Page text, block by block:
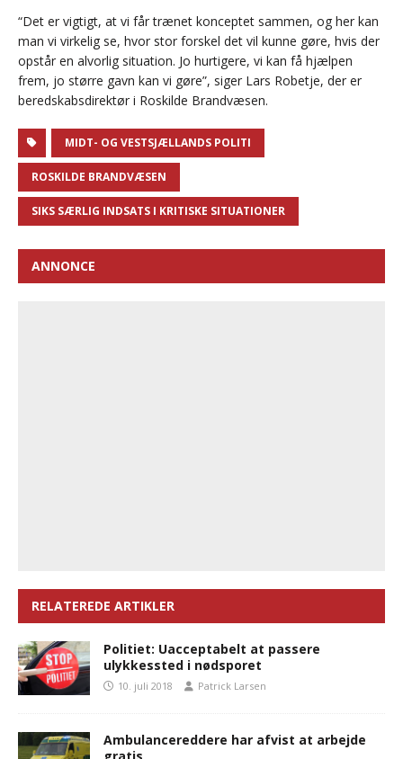
“Det er vigtigt, at vi får trænet konceptet sammen, og her kan
man vi virkelig se, hvor stor forskel det vil kunne gøre, hvis der
opstår en alvorlig situation. Jo hurtigere, vi kan få hjælpen
frem, jo større gavn kan vi gøre”, siger Lars Robetje, der er
beredskabsdirektør i Roskilde Brandvæsen.
MIDT- OG VESTSJÆLLANDS POLITI
ROSKILDE BRANDVÆSEN
SIKS SÆRLIG INDSATS I KRITISKE SITUATIONER
ANNONCE
RELATEREDE ARTIKLER
Politiet: Uacceptabelt at passere
ulykkessted i nødsporet
10. juli 2018 Patrick Larsen
Ambulancereddere har afvist at arbejde